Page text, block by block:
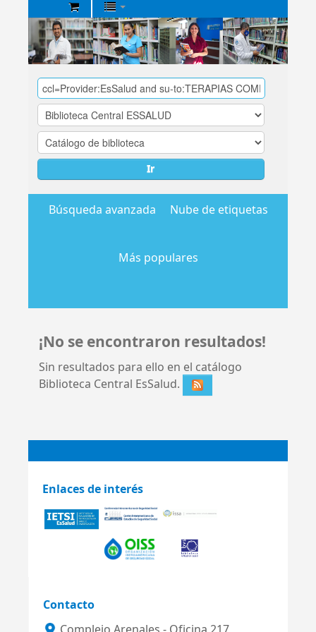
Biblioteca
Central
EsSalud
Ir
Búsqueda avanzada Nube de etiquetas
Más populares
¡No se encontraron resultados!
Sin resultados para ello en el catálogo
Biblioteca Central EsSalud.
Enlaces de interés
Contacto